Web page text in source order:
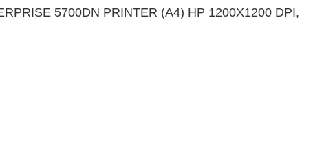
5700DN PRINTER (A4) HP 1200X1200 DPI,